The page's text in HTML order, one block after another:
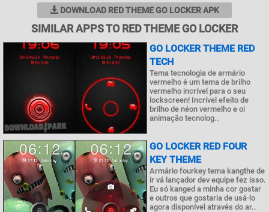
DOWNLOAD RED THEME GO LOCKER APK
SIMILAR APPS TO RED THEME GO LOCKER
GO LOCKER THEME RED
TECH
Tema tecnologia de armário
vermelho é um tema de brilho
vermelho incrível para o seu
lockscreen! Incrível efeito de
brilho de néon vermelho e oi
animação tecnolog..
GO LOCKER RED FOUR
KEY THEME
Armário fourkey tema kangthe de
ir vá lançador dev equipe fez isso.
Eu só kanged a minha cor gostar
e outros que gostaria de usá-lo
agora disponível através do ar..